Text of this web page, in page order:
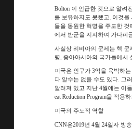
Bolton 이 언급한 것으로 알려
를 보유하지도 못했고, 이것을
들을 동원한 혁명을 주도한
에서 반군을 지지하여 가다피
사실상 리비아의 문제는 핵 문
령, 중아아시아의 국가들에서
미국은 인구가3억을 육박하
다 알수는 없을 수도 있다. 그
알려져 있고 지난4월에는 이
eat Reduction Program을 적용
미국의 주도적 역할
CNN은2019년 4월 24일자 방